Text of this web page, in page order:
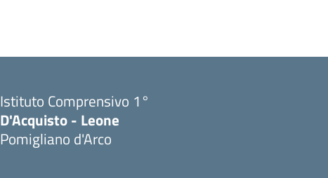
Istituto Comprensivo 1°
D'Acquisto - Leone
Pomigliano d'Arco